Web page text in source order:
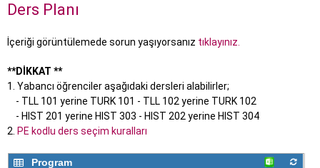
Ders Planı
İçeriği görüntülemede sorun yaşıyorsanız tıklayınız.
**DİKKAT **
1. Yabancı öğrenciler aşağıdaki dersleri alabilirler;
- TLL 101 yerine TURK 101 - TLL 102 yerine TURK 102
- HIST 201 yerine HIST 303 - HIST 202 yerine HIST 304
2. PE kodlu ders seçim kuralları